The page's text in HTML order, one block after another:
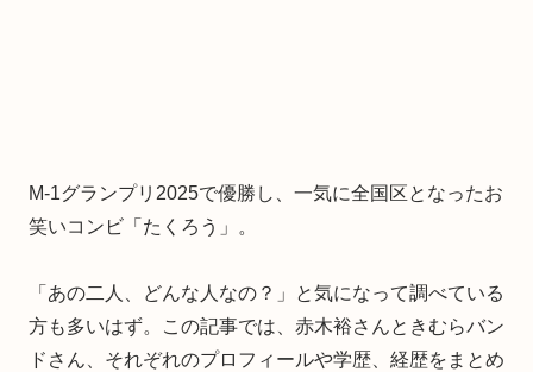
M-1グランプリ2025で優勝し、一気に全国区となったお
笑いコンビ「たくろう」。
「あの二人、どんな人なの？」と気になって調べている
方も多いはず。この記事では、赤木裕さんときむらバン
ドさん、それぞれのプロフィールや学歴、経歴をまとめ